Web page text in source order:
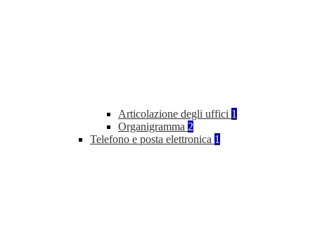
Articolazione degli uffici 1
Organigramma 2
Telefono e posta elettronica 1